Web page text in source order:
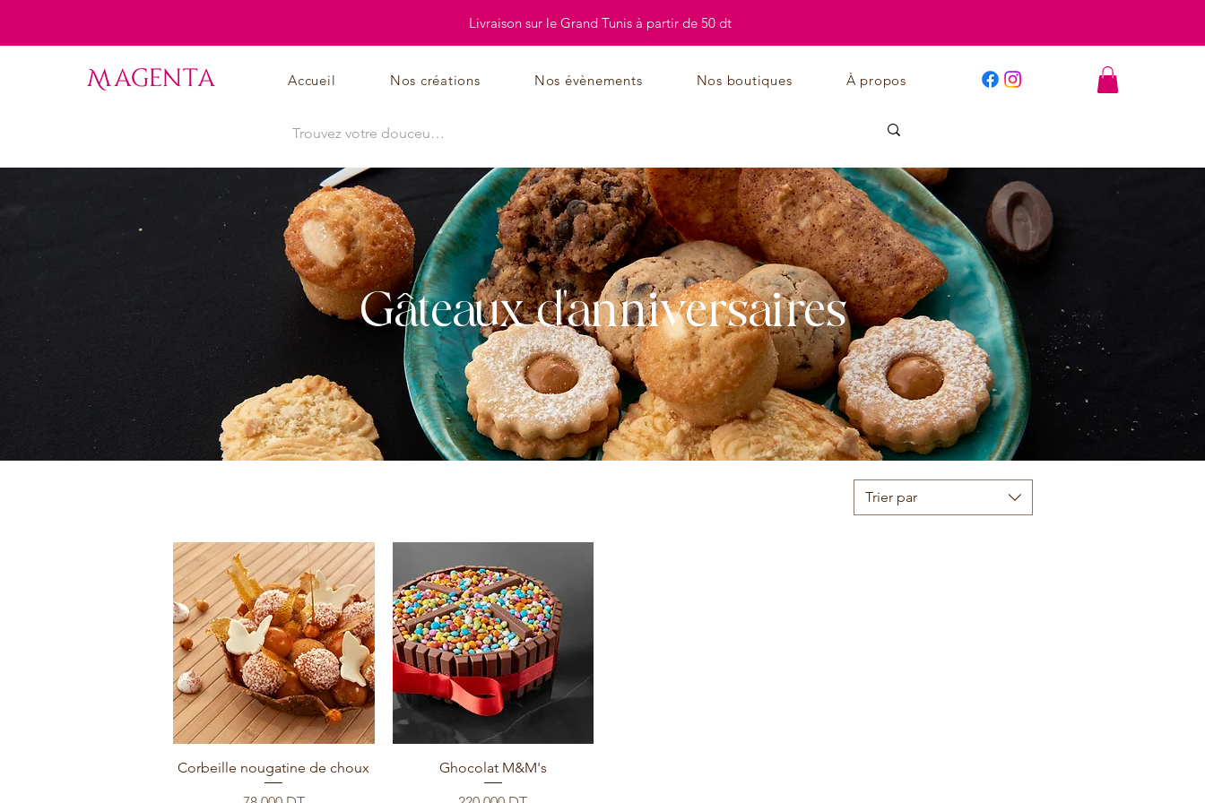
Livraison sur le Grand Tunis à partir de 50 dt
Accueil Nos créations Nos évènements Nos boutiques À propos
Gâteaux d'anniversaires
Trier par
Corbeille nougatine de choux
Ghocolat M&M's